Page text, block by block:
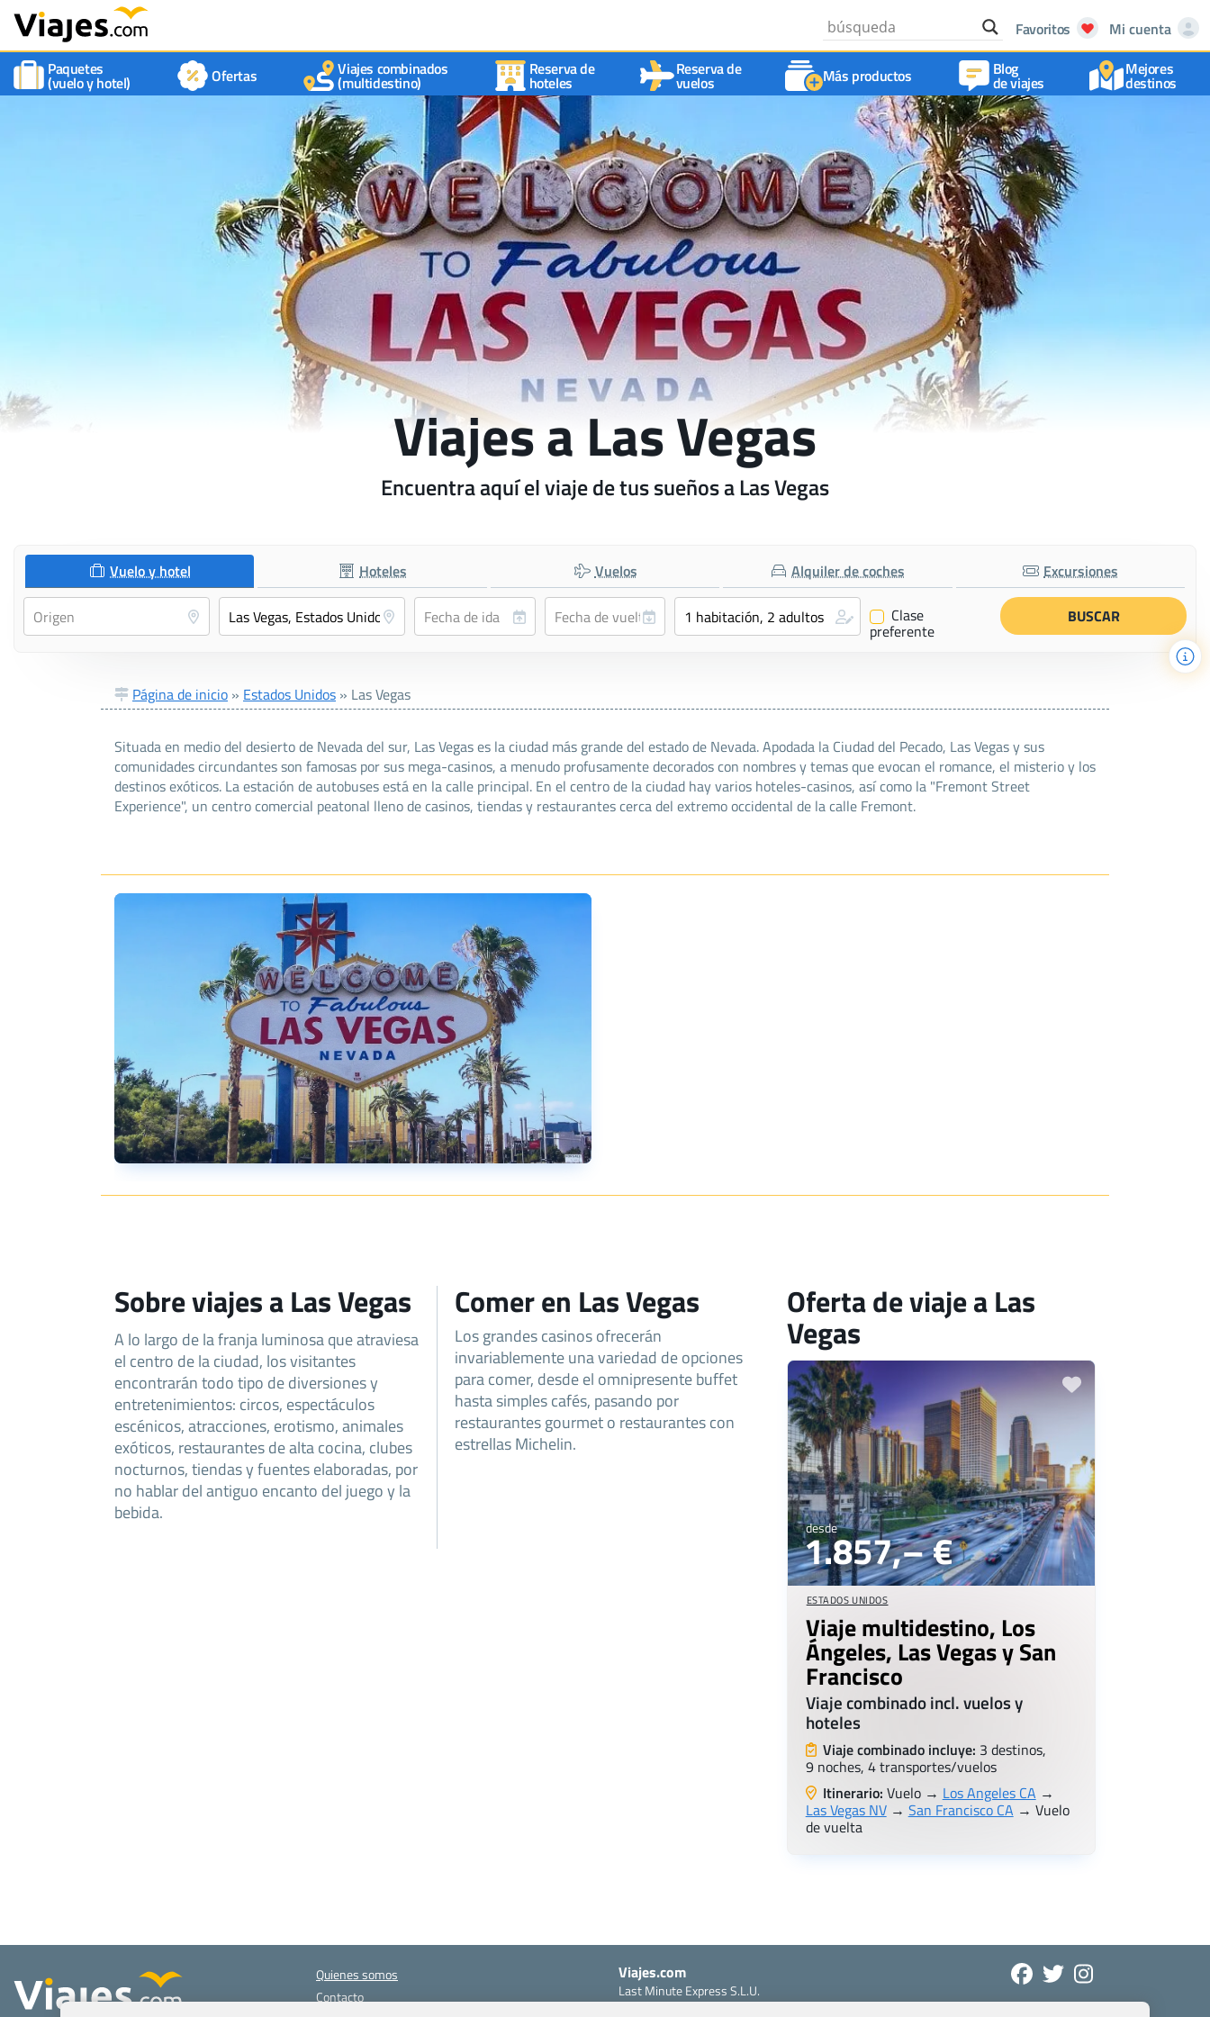
Favoritos
Mi cuenta
Paquetes
(vuelo y hotel) Ofertas Viajes combinados
(multidestino)
Reserva de
hoteles
Reserva de
vuelos Más productos Blog
de viajes
Mejores
destinos
Viajes a Las Vegas
Encuentra aquí el viaje de tus sueños a Las Vegas
Vuelo y hotel Hoteles Vuelos Alquiler de coches Excursiones
✔ Clase
preferente
Página de inicio » Estados Unidos » Las Vegas
Situada en medio del desierto de Nevada del sur, Las Vegas es la ciudad más grande del estado de Nevada. Apodada la Ciudad del Pecado, Las Vegas y sus
comunidades circundantes son famosas por sus mega-casinos, a menudo profusamente decorados con nombres y temas que evocan el romance, el misterio y los
destinos exóticos. La estación de autobuses está en la calle principal. En el centro de la ciudad hay varios hoteles-casinos, así como la "Fremont Street
Experience", un centro comercial peatonal lleno de casinos, tiendas y restaurantes cerca del extremo occidental de la calle Fremont.
Sobre viajes a Las Vegas
A lo largo de la franja luminosa que atraviesa
el centro de la ciudad, los visitantes
encontrarán todo tipo de diversiones y
entretenimientos: circos, espectáculos
escénicos, atracciones, erotismo, animales
exóticos, restaurantes de alta cocina, clubes
nocturnos, tiendas y fuentes elaboradas, por
no hablar del antiguo encanto del juego y la
bebida.
Comer en Las Vegas
Los grandes casinos ofrecerán
invariablemente una variedad de opciones
para comer, desde el omnipresente buffet
hasta simples cafés, pasando por
restaurantes gourmet o restaurantes con
estrellas Michelin.
Oferta de viaje a Las
Vegas
desde
1.857,– €
ESTADOS UNIDOS
Viaje multidestino, Los
Ángeles, Las Vegas y San
Francisco
Viaje combinado incl. vuelos y
hoteles
Viaje combinado incluye: 3 destinos,
9 noches, 4 transportes/vuelos
Itinerario: Vuelo → Los Angeles CA →
Las Vegas NV→ San Francisco CA → Vuelo
de vuelta
Quienes somos
Contacto
Viajes.com
Last Minute Express S.L.U.